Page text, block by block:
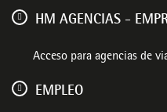
HM AGENCIAS -
Acceso para agencias de
EMPLEO